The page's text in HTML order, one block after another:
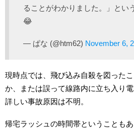
ることがわかりました。」とい
😂
— ぱな (@htm62) November 6,
現時点では、飛び込み自殺を図った
か、または誤って線路内に立ち入り
詳しい事故原因は不明。
帰宅ラッシュの時間帯ということも